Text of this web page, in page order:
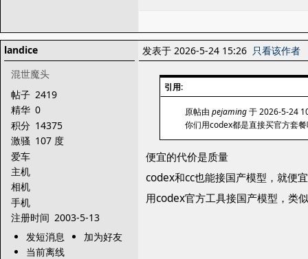
landice
混世魔头
帖子 2419
精华 0
积分 14375
激骚 107 度
爱车
主机
相机
手机
注册时间 2003-5-13
发短消息
加为好友
当前离线
发表于 2026-5-24 15:26 只看该作者
引用:
原帖由 pejaming于 2026-5-24
你们用codex都是直接买官方套
便宜的代价是质量
codex和cc也能接国产模型，就便
用codex官方工具接国产模型，类